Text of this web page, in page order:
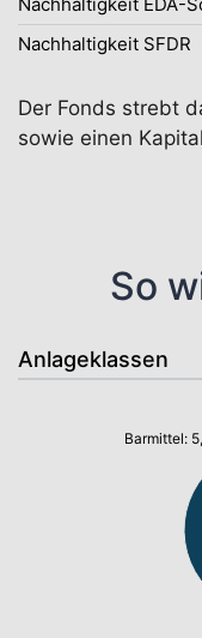
Nachhaltigkeit SFDR
Der Fonds strebt
sowie einen
So
Anlageklassen
Barmittel: